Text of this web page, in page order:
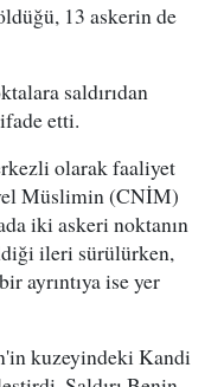
13 askerin de
saldırıdan
etti.
olarak faaliyet
Müslimin (CNİM)
iki askeri noktanın
ileri sürülürken,
ayrıntıya ise yer
kuzeyindeki Kandi